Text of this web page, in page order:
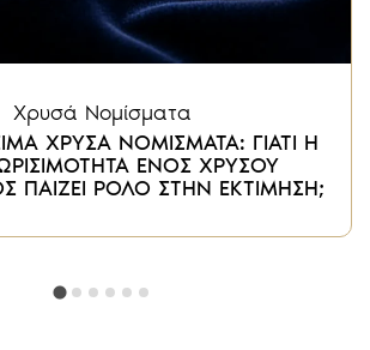
Χρυσά Νομίσματα
ΧΡΥΣΑ ΝΟΜΙΣΜΑΤΑ: ΓΙΑΤΙ Η
ΕΝΟΣ ΧΡΥΣΟΥ
ΠΑΙΖΕΙ ΡΟΛΟ ΣΤΗΝ ΕΚΤΙΜΗΣΗ;